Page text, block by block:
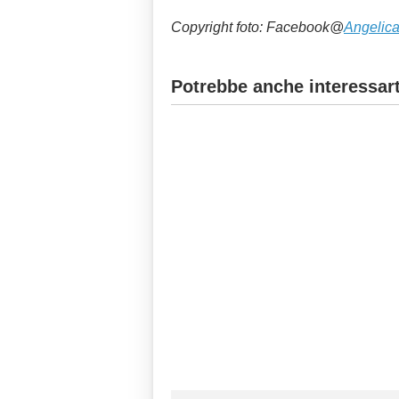
Copyright foto: Facebook@
Potrebbe anche